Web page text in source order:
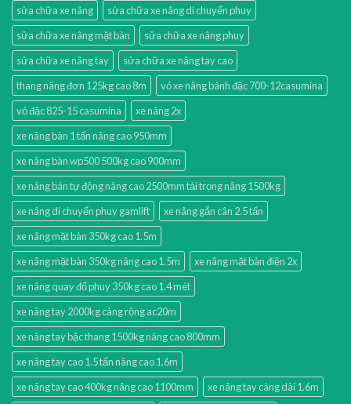
sửa chữa xe nâng
sửa chữa xe nâng di chuyển phuy
sửa chữa xe nâng mặt bàn
sửa chữa xe nâng phuy
sửa chữa xe nâng tay
sửa chữa xe nâng tay cao
thang nâng đơn 125kg cao 8m
vỏ xe nâng bánh đặc 700-12casumina
vỏ đặc 825-15 casumina
xe nâng 2x
xe nâng bàn 1 tấn nâng cao 950mm
xe nâng bàn wp500 500kg cao 900mm
xe nâng bán tự động nâng cao 2500mm tải trọng nâng 1500kg
xe nâng di chuyển phuy gamlift
xe nâng gắn cân 2.5 tấn
xe nâng mặt bàn 350kg cao 1.5m
xe nâng mặt bàn 350kg nâng cao 1.5m
xe nâng mặt bàn điện 2x
xe nâng quay đổ phuy 350kg cao 1.4 mét
xe nâng tay 2000kg càng rộng ac20m
xe nâng tay bậc thang 1500kg nâng cao 800mm
xe nâng tay cao 1.5 tấn nâng cao 1.6m
xe nâng tay cao 400kg nâng cao 1100mm
xe nâng tay càng dài 1.6m